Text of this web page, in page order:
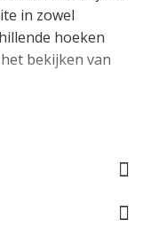
in zowel
hoeken
bekijken van